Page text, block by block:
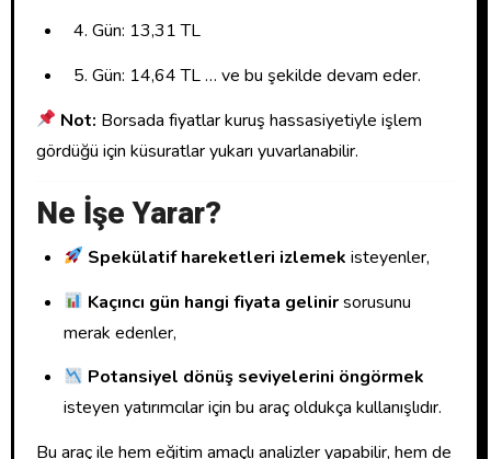
Gün: 13,31 TL
Gün: 14,64 TL … ve bu şekilde devam eder.
Not: Borsada fiyatlar kuruş hassasiyetiyle işlem
gördüğü için küsuratlar yukarı yuvarlanabilir.
Ne İşe Yarar?
Spekülatif hareketleri izlemek isteyenler,
Kaçıncı gün hangi fiyata gelinirsorusunu
merak edenler,
Potansiyel dönüş seviyelerini öngörmek
isteyen yatırımcılar için bu araç oldukça kullanışlıdır.
Bu araç ile hem eğitim amaçlı analizler yapabilir, hem de